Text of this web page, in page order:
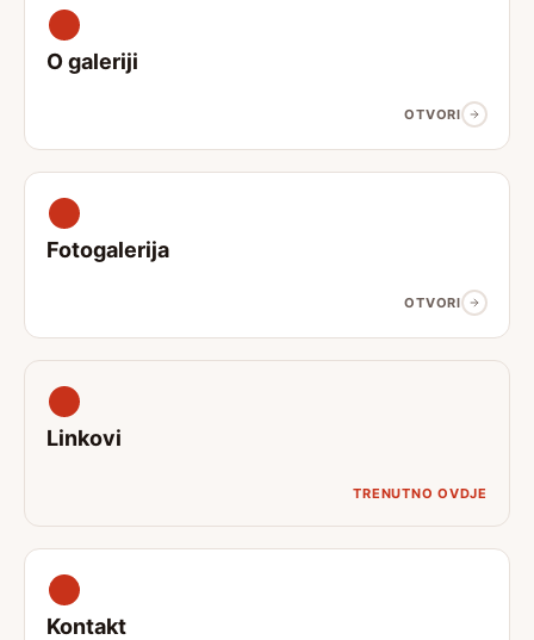
O galeriji
OTVORI
Fotogalerija
OTVORI
Linkovi
TRENUTNO OVDJE
Kontakt